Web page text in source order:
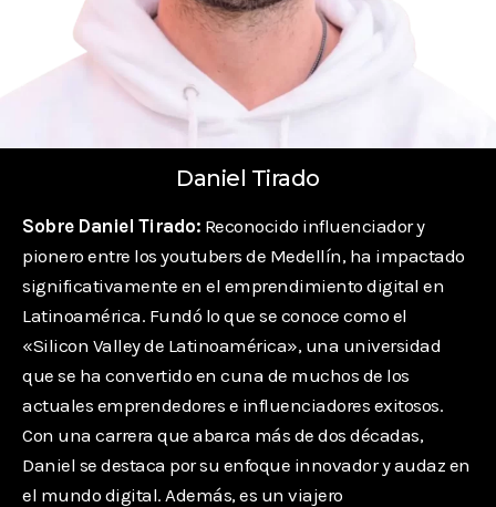
Daniel Tirado
Sobre Daniel Tirado: Reconocido influenciador y
pionero entre los youtubers de Medellín, ha impactado
significativamente en el emprendimiento digital en
Latinoamérica. Fundó lo que se conoce como el
«Silicon Valley de Latinoamérica», una universidad
que se ha convertido en cuna de muchos de los
actuales emprendedores e influenciadores exitosos.
Con una carrera que abarca más de dos décadas,
Daniel se destaca por su enfoque innovador y audaz en
el mundo digital. Además, es un viajero